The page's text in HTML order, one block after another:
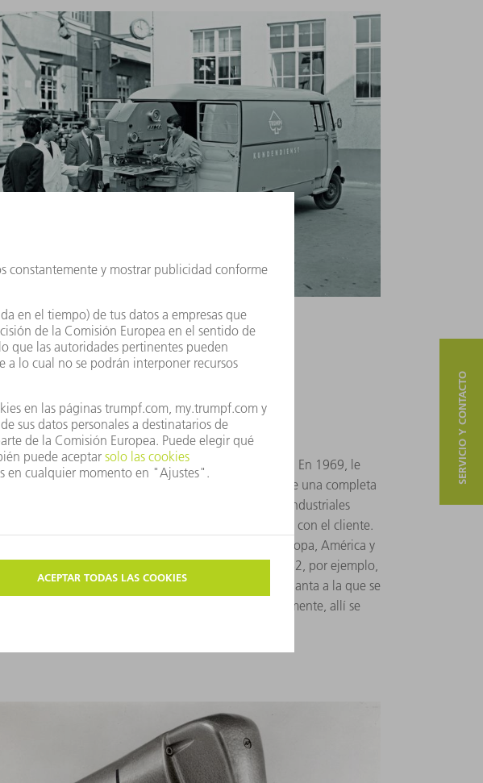
de una orientación internacional sostenida
se crea en 1963 la primera filial en el extranjero. En 1969, le
filial de Farmington, Estados Unidos. Es el comienzo de una completa
internacional de la empresa en todos los mercados industriales
El objetivo es conseguir la mayor cercanía posible con el cliente.
TRUMPF se instala muy pronto con gran fuerza en Europa, América y
también con plantas de producción. En 1982, por ejemplo,
en Grüsch, en el cantón suizo de los Grisones, una planta a la que se
toda la producción de herramientas eléctricas. Actualmente, allí se
SERVICIO Y CONTACTO